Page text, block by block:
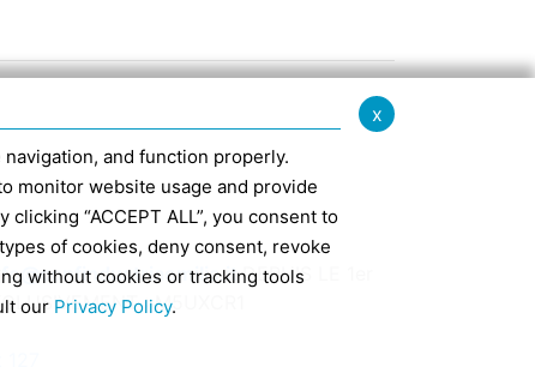
DEPUIS LE 1er
: M5UXCR1
x
and function properly.
monitor website usage and provide
clicking “ACCEPT ALL”, you consent to
of cookies, deny consent, revoke
without cookies or tracking tools
our Privacy Policy.